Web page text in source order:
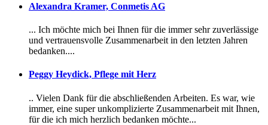
Alexandra Kramer, Conmetis AG
... Ich möchte mich bei Ihnen für die immer sehr zuverlässige
und vertrauensvolle Zusammenarbeit in den letzten Jahren
bedanken....
Peggy Heydick, Pflege mit Herz
.. Vielen Dank für die abschließenden Arbeiten. Es war, wie
immer, eine super unkomplizierte Zusammenarbeit mit Ihnen,
für die ich mich herzlich bedanken möchte...